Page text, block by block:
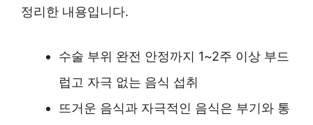
정리한 내용입니다.
수술 부위 완전 안정까지 1~2주 이상 부드
럽고 자극 없는 음식 섭취
뜨거운 음식과 자극적인 음식은 부기와 통